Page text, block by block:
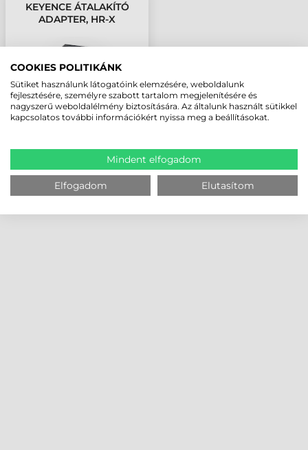
KEYENCE ÁTALAKÍTÓ
ADAPTER, HR-X
COOKIES POLITIKÁNK
Sütiket használunk látogatóink elemzésére, weboldalunk
fejlesztésére, személyre szabott tartalom megjelenítésére és
nagyszerű weboldalélmény biztosítására. Az általunk használt sütikkel
kapcsolatos további információkért nyissa meg a beállításokat.
Mindent elfogadom
Elfogadom Elutasítom